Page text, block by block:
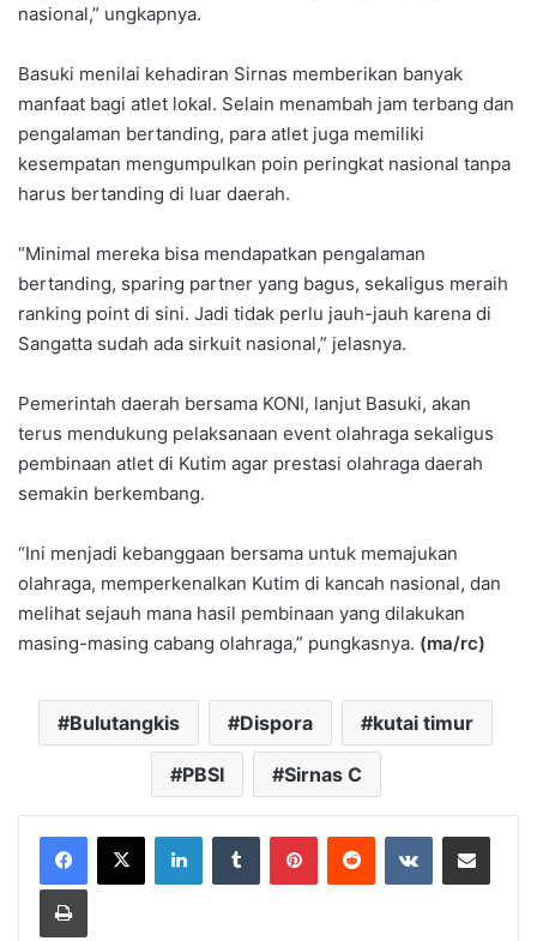
nasional,” ungkapnya.
Basuki menilai kehadiran Sirnas memberikan banyak
manfaat bagi atlet lokal. Selain menambah jam terbang dan
pengalaman bertanding, para atlet juga memiliki
kesempatan mengumpulkan poin peringkat nasional tanpa
harus bertanding di luar daerah.
“Minimal mereka bisa mendapatkan pengalaman
bertanding, sparing partner yang bagus, sekaligus meraih
ranking point di sini. Jadi tidak perlu jauh-jauh karena di
Sangatta sudah ada sirkuit nasional,” jelasnya.
Pemerintah daerah bersama KONI, lanjut Basuki, akan
terus mendukung pelaksanaan event olahraga sekaligus
pembinaan atlet di Kutim agar prestasi olahraga daerah
semakin berkembang.
“Ini menjadi kebanggaan bersama untuk memajukan
olahraga, memperkenalkan Kutim di kancah nasional, dan
melihat sejauh mana hasil pembinaan yang dilakukan
masing-masing cabang olahraga,” pungkasnya. (ma/rc)
Bulutangkis Dispora kutai timur
PBSI Sirnas C
LinkedInTumblr PinterestReddit VKontakteShare via Email
Print